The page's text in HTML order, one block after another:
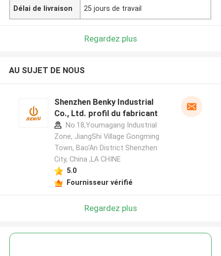
Délai de livraison 25 jours de travail
Regardez plus
AU SUJET DE NOUS
Shenzhen Benky Industrial
Co., Ltd. profil du fabricant
No.18,Youmagang Industrial
Zone, JiangShi Village Gongming
Town, Bao'An District Shenzhen
City, China ,LA CHINE
5.0
Fournisseur vérifié
Regardez plus